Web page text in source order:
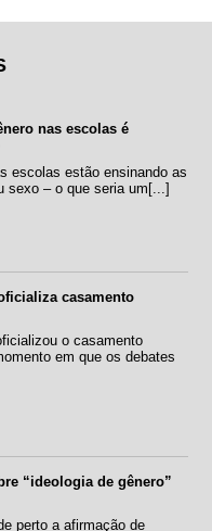
nas escolas é
escolas estão ensinando as
sexo – o que seria um[...]
casamento
o casamento
em que os debates
“ideologia de gênero”
perto a afirmação de